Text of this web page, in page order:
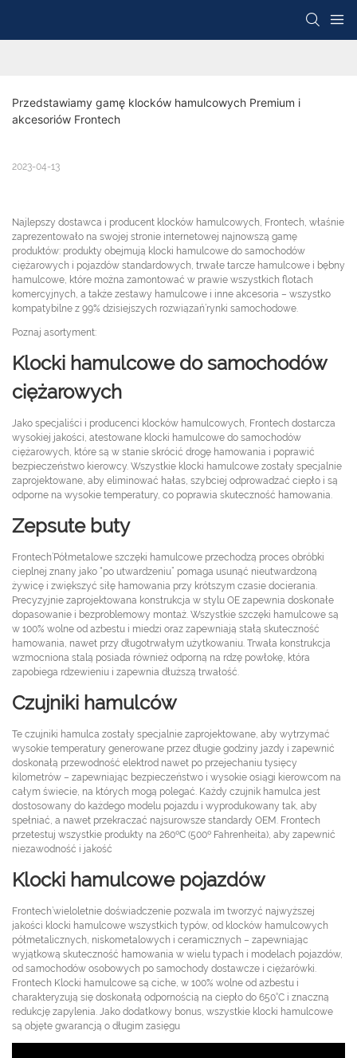
Przedstawiamy gamę klocków hamulcowych Premium i
akcesoriów Frontech
2023-04-13
Najlepszy dostawca i producent klocków hamulcowych, Frontech, właśnie
zaprezentowało na swojej stronie internetowej najnowszą gamę
produktów: produkty obejmują klocki hamulcowe do samochodów
ciężarowych i pojazdów standardowych, trwałe tarcze hamulcowe i bębny
hamulcowe, które można zamontować w prawie wszystkich flotach
komercyjnych, a także zestawy hamulcowe i inne akcesoria – wszystko
kompatybilne z 99% dzisiejszych rozwiązań’rynki samochodowe.
Poznaj asortyment:
Klocki hamulcowe do samochodów
ciężarowych
Jako specjaliści i producenci klocków hamulcowych, Frontech dostarcza
wysokiej jakości, atestowane klocki hamulcowe do samochodów
ciężarowych, które są w stanie skrócić drogę hamowania i poprawić
bezpieczeństwo kierowcy. Wszystkie klocki hamulcowe zostały specjalnie
zaprojektowane, aby eliminować hałas, szybciej odprowadzać ciepło i są
odporne na wysokie temperatury, co poprawia skuteczność hamowania.
Zepsute buty
Frontech’Półmetalowe szczęki hamulcowe przechodzą proces obróbki
cieplnej znany jako “po utwardzeniu” pomaga usunąć nieutwardzoną
żywicę i zwiększyć siłę hamowania przy krótszym czasie docierania.
Precyzyjnie zaprojektowana konstrukcja w stylu OE zapewnia doskonałe
dopasowanie i bezproblemowy montaż. Wszystkie szczęki hamulcowe są
w 100% wolne od azbestu i miedzi oraz zapewniają stałą skuteczność
hamowania, nawet przy długotrwałym użytkowaniu. Trwała konstrukcja
wzmocniona stalą posiada również odporną na rdzę powłokę, która
zapobiega rdzewieniu i zapewnia dłuższą trwałość.
Czujniki hamulców
Te czujniki hamulca zostały specjalnie zaprojektowane, aby wytrzymać
wysokie temperatury generowane przez długie godziny jazdy i zapewnić
doskonałą przewodność elektrod nawet po przejechaniu tysięcy
kilometrów – zapewniając bezpieczeństwo i wysokie osiągi kierowcom na
całym świecie, na których mogą polegać. Każdy czujnik hamulca jest
dostosowany do każdego modelu pojazdu i wyprodukowany tak, aby
spełniać, a nawet przekraczać najsurowsze standardy OEM. Frontech
przetestuj wszystkie produkty na 260ºC (500º Fahrenheita), aby zapewnić
niezawodność i jakość
Klocki hamulcowe pojazdów
Frontech’wieloletnie doświadczenie pozwala im tworzyć najwyższej
jakości klocki hamulcowe wszystkich typów, od klocków hamulcowych
półmetalicznych, niskometalowych i ceramicznych – zapewniając
wyjątkową skuteczność hamowania w wielu typach i modelach pojazdów,
od samochodów osobowych po samochody dostawcze i ciężarówki.
Frontech Klocki hamulcowe są ciche, w 100% wolne od azbestu i
charakteryzują się doskonałą odpornością na ciepło do 650°C i znaczną
redukcję zapylenia. Jako dodatkowy bonus, wszystkie klocki hamulcowe
są objęte gwarancją o długim zasięgu